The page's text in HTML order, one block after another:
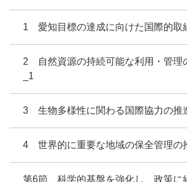
1 愛知目標の達成に向けた国際的取
2 自然資源の持続可能な利用・管理
_1
3 生物多様性に関わる国際協力の推
4 世界的に重要な地域の保全管理の
第6節 科学的基盤を強化し、政策に